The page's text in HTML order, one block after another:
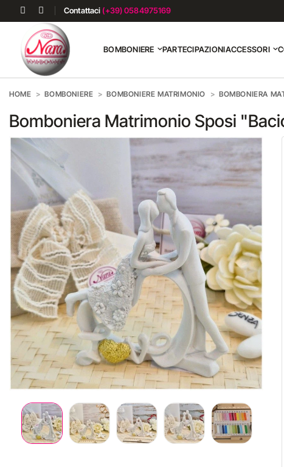
Contattaci (+39) 0584975169
BOMBONIERE PARTECIPAZIONIACCESSORI
HOME BOMBONIERE BOMBONIERE MATRIMONIO BOMBONIERA
Bomboniera Matrimonio Sposi